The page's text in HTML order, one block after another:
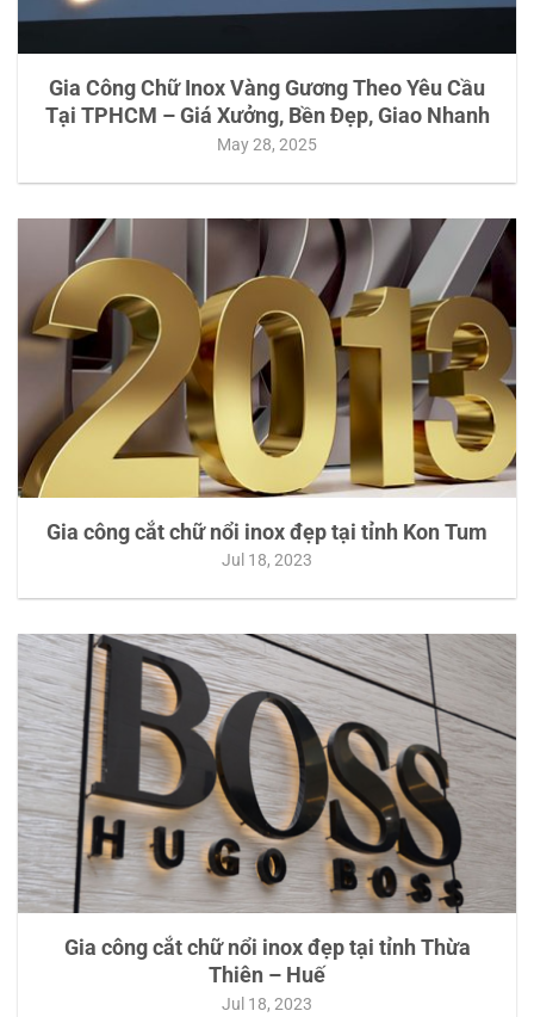
Gia Công Chữ Inox Vàng Gương Theo Yêu Cầu
Tại TPHCM – Giá Xưởng, Bền Đẹp, Giao Nhanh
May 28, 2025
Gia công cắt chữ nổi inox đẹp tại tỉnh Kon Tum
Jul 18, 2023
Gia công cắt chữ nổi inox đẹp tại tỉnh Thừa
Thiên – Huế
Jul 18, 2023